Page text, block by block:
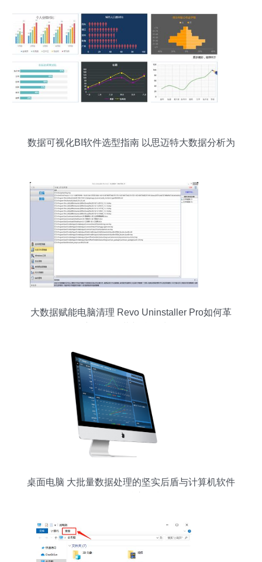
数据可视化BI软件选型指南 以思迈特大数据分析为
大数据赋能电脑清理 Revo Uninstaller Pro如何革
桌面电脑 大批量数据处理的坚实后盾与计算机软件